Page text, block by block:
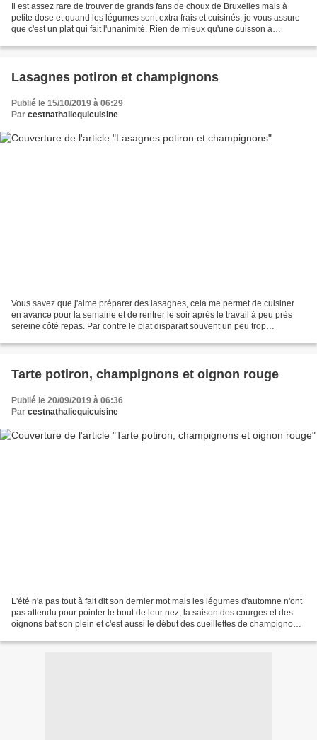
Il est assez rare de trouver de grands fans de choux de Bruxelles mais à
petite dose et quand les légumes sont extra frais et cuisinés, je vous assure
que c'est un plat qui fait l'unanimité. Rien de mieux qu'une cuisson à
Lasagnes potiron et champignons
Publié le 15/10/2019 à 06:29
Par cestnathaliequicuisine
Vous savez que j'aime préparer des lasagnes, cela me permet de cuisiner
en avance pour la semaine et de rentrer le soir après le travail à peu près
sereine côté repas. Par contre le plat disparait souvent un peu trop
Tarte potiron, champignons et oignon rouge
Publié le 20/09/2019 à 06:36
Par cestnathaliequicuisine
L'été n'a pas tout à fait dit son dernier mot mais les légumes d'automne n'ont
pas attendu pour pointer le bout de leur nez, la saison des courges et des
oignons bat son plein et c'est aussi le début des cueillettes de champignons.